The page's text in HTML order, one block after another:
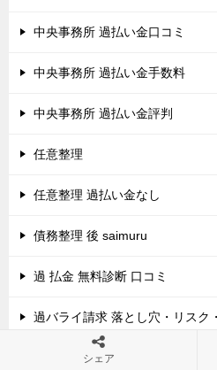
中央事務所 過払い金口コミ
中央事務所 過払い金手数料
中央事務所 過払い金評判
任意整理
任意整理 過払い金なし
債務整理 後 saimuru
過 払金 無料診断 口コミ
過バライ請求 落とし穴・リスク
過バライ請求 落とし穴・リスク
シェア